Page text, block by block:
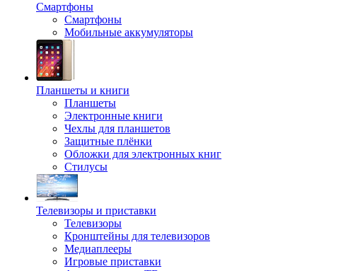
Смартфоны
Смартфоны
Мобильные аккумуляторы
Планшеты и книги
Планшеты
Электронные книги
Чехлы для планшетов
Защитные плёнки
Обложки для электронных книг
Стилусы
Телевизоры и приставки
Телевизоры
Кронштейны для телевизоров
Медиаплееры
Игровые приставки